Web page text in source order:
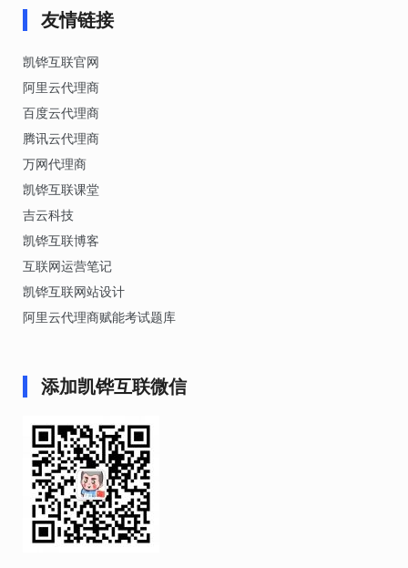
友情链接
凯铧互联官网
阿里云代理商
百度云代理商
腾讯云代理商
万网代理商
凯铧互联课堂
吉云科技
凯铧互联博客
互联网运营笔记
凯铧互联网站设计
阿里云代理商赋能考试题库
添加凯铧互联微信